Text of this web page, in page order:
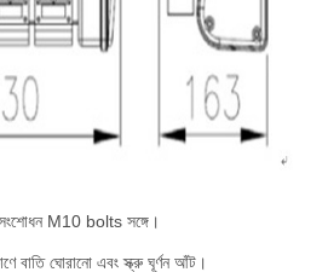
M10 bolts সঙ্গে।
বাতি ঘোরানো এবং স্ক্রু ঘূর্ণন আঁট।